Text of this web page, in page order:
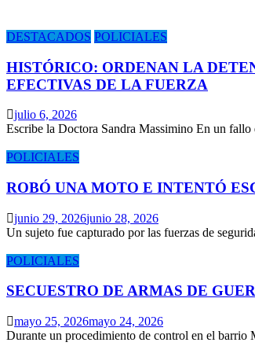
DESTACADOS POLICIALES
HISTÓRICO: ORDENAN LA
EFECTIVAS DE LA FUERZA
julio 6, 2026
Escribe la Doctora Sandra Massimino En un
POLICIALES
ROBÓ UNA MOTO E INTENTÓ
junio 29, 2026junio 28, 2026
Un sujeto fue capturado por las fuerzas de
POLICIALES
SECUESTRO DE ARMAS DE
mayo 25, 2026mayo 24, 2026
Durante un procedimiento de control en el